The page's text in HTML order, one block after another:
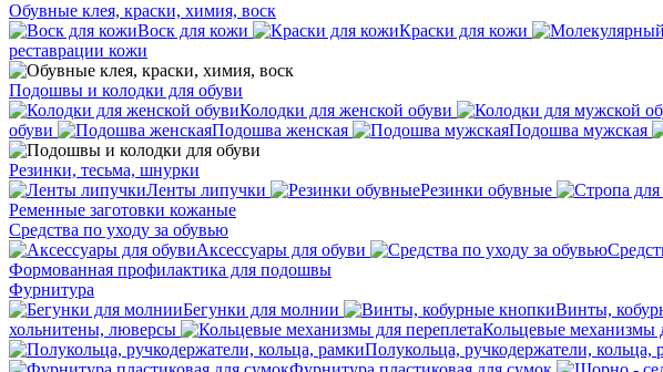
Обувные клея, краски, химия, воск
Воск для кожи
Краски для кожи
реставрации кожи
Подошвы и колодки для обуви
Колодки для женской обуви
обуви
Подошва женская Подошва мужская
Резинки, тесьма, шнурки
Ленты липучки
Резинки обувные
Ременные заготовки кожаные
Средства по уходу за обувью
Аксессуары для обуви
Формованная профилактика для подошвы
Фурнитура
Бегунки для молнии
Винты,
хольнитены, люверсы
Кольцевые механизмы
Полукольца, ручкодержатели, кольца,